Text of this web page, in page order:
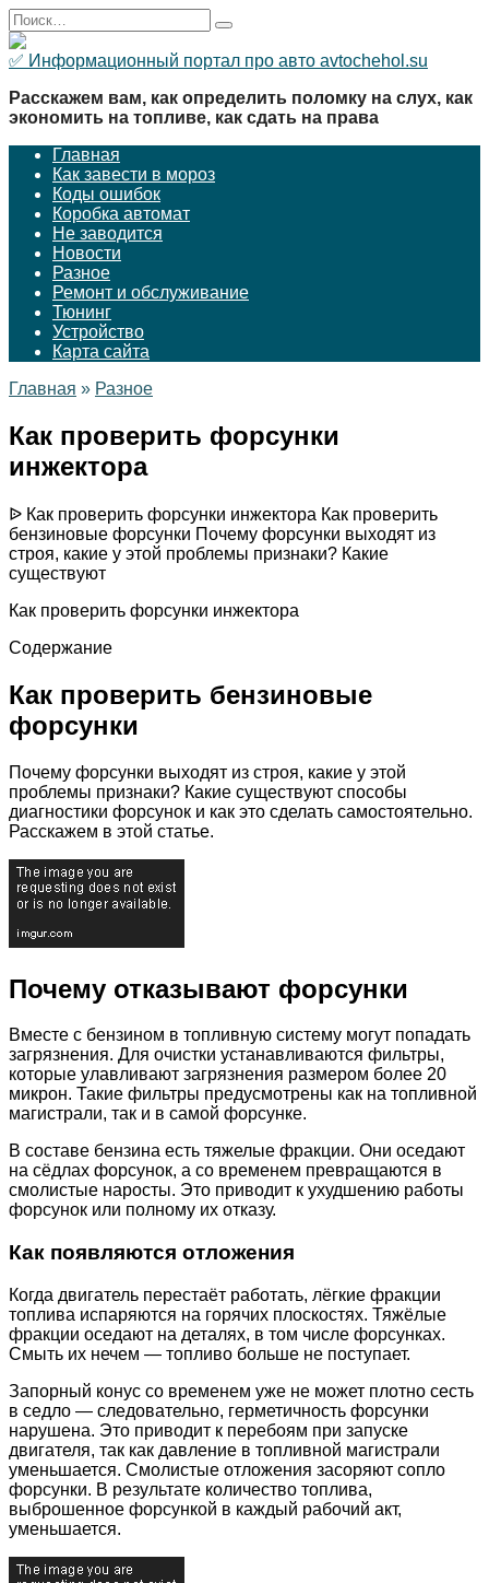
Перейти
к
содержанию
Search
for:
✅ Информационный портал про авто avtochehol.su
Расскажем вам, как определить поломку на слух, как
экономить на топливе, как сдать на права
Главная
Как завести в мороз
Коды ошибок
Коробка автомат
Не заводится
Новости
Разное
Ремонт и обслуживание
Тюнинг
Устройство
Карта сайта
Главная » Разное
Как проверить форсунки
инжектора
ᐉ Как проверить форсунки инжектора Как проверить
бензиновые форсунки Почему форсунки выходят из
строя, какие у этой проблемы признаки? Какие
существуют
Как проверить форсунки инжектора
Содержание
Как проверить бензиновые
форсунки
Почему форсунки выходят из строя, какие у этой
проблемы признаки? Какие существуют способы
диагностики форсунок и как это сделать самостоятельно.
Расскажем в этой статье.
Почему отказывают форсунки
Вместе с бензином в топливную систему могут попадать
загрязнения. Для очистки устанавливаются фильтры,
которые улавливают загрязнения размером более 20
микрон. Такие фильтры предусмотрены как на топливной
магистрали, так и в самой форсунке.
В составе бензина есть тяжелые фракции. Они оседают
на сёдлах форсунок, а со временем превращаются в
смолистые наросты. Это приводит к ухудшению работы
форсунок или полному их отказу.
Как появляются отложения
Когда двигатель перестаёт работать, лёгкие фракции
топлива испаряются на горячих плоскостях. Тяжёлые
фракции оседают на деталях, в том числе форсунках.
Смыть их нечем — топливо больше не поступает.
Запорный конус со временем уже не может плотно сесть
в седло — следовательно, герметичность форсунки
нарушена. Это приводит к перебоям при запуске
двигателя, так как давление в топливной магистрали
уменьшается. Смолистые отложения засоряют сопло
форсунки. В результате количество топлива,
выброшенное форсункой в каждый рабочий акт,
уменьшается.